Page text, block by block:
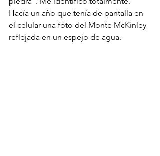
Hacía un año que tenía de pantalla en
el celular una foto del Monte McKinley
reflejada en un espejo de agua.